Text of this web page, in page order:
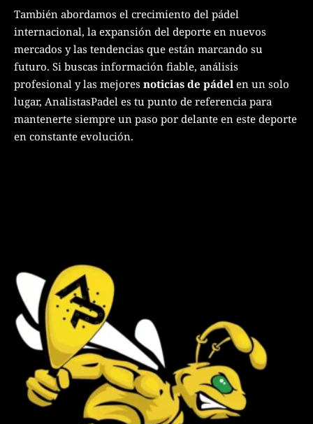
También abordamos el crecimiento del pádel
internacional, la expansión del deporte en nuevos
mercados y las tendencias que están marcando su
futuro. Si buscas información fiable, análisis
profesional y las mejores noticias de pádel en un solo
lugar, AnalistasPadel es tu punto de referencia para
mantenerte siempre un paso por delante en este deporte
en constante evolución.